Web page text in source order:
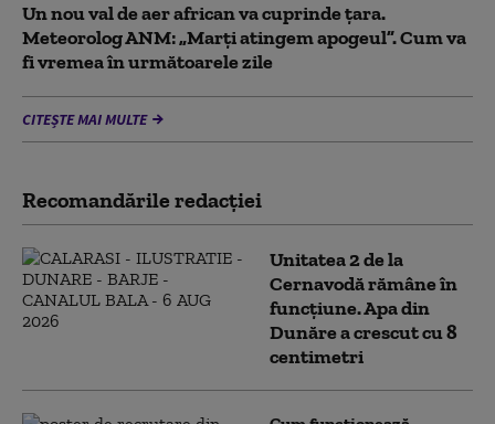
Un nou val de aer african va cuprinde țara.
Meteorolog ANM: „Marți atingem apogeul”. Cum va
fi vremea în următoarele zile
CITEȘTE MAI MULTE
Recomandările redacţiei
Unitatea 2 de la
Cernavodă rămâne în
funcțiune. Apa din
Dunăre a crescut cu 8
centimetri